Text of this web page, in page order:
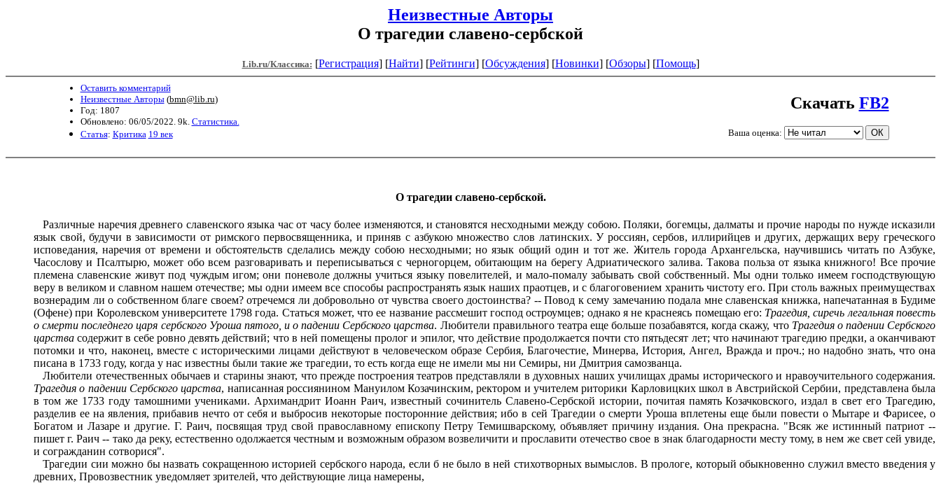
Неизвестные Авторы
О трагедии славено-сербской
Lib.ru/Классика: [Регистрация] [Найти] [Рейтинги] [Обсуждения] [Новинки] [Обзоры] [Помощь]
Оставить комментарий
Неизвестные Авторы(bmn@lib.ru)
Год: 1807
Обновлено: 06/05/2022. 9k. Статистика.
Статья: Критика 19 век
Скачать FB2
Ваша оценка:
О трагедии славено-сербской.
Различные наречия древнего славенского языка час от часу более изменяются, и становятся несходными между собою. Поляки, богемцы, далматы и прочие народы по нужде исказили
язык свой, будучи в зависимости от римского первосвященника, и приняв с азбукою множество слов латинских. У россиян, сербов, иллирийцев и других, держащих веру греческого
исповедания, наречия от времени и обстоятельств сделались между собою несходными; но язык общий один и тот же. Житель города Архангельска, научившись читать по Азбуке,
Часослову и Псалтырю, может обо всем разговаривать и переписываться с черногорцем, обитающим на берегу Адриатического залива. Такова польза от языка книжного! Все прочие
племена славенские живут под чуждым игом; они поневоле должны учиться языку повелителей, и мало-помалу забывать свой собственный. Мы одни только имеем господствующую
веру в великом и славном нашем отечестве; мы одни имеем все способы распространять язык наших праотцев, и с благоговением хранить чистоту его. При столь важных преимуществах
вознерадим ли о собственном благе своем? отречемся ли добровольно от чувства своего достоинства? -- Повод к сему замечанию подала мне славенская книжка, напечатанная в Будиме
(Офене) при Королевском университете 1798 года. Статься может, что ее название рассмешит господ остроумцев; однако я не краснеясь помещаю его: Трагедия, сиречь легальная повесть
о смерти последнего царя сербского Уроша пятого, и о падении Сербского царства. Любители правильного театра еще больше позабавятся, когда скажу, что Трагедия о падении Сербского
царства содержит в себе ровно девять действий; что в ней помещены пролог и эпилог, что действие продолжается почти сто пятьдесят лет; что начинают трагедию предки, а оканчивают
потомки и что, наконец, вместе с историческими лицами действуют в человеческом образе Сербия, Благочестие, Минерва, История, Ангел, Вражда и проч.; но надобно знать, что она
писана в 1733 году, когда у нас известны были такие же трагедии, то есть когда еще не имели мы ни Семиры, ни Дмитрия самозванца.
Любители отечественных обычаев и старины знают, что прежде построения театров представляли в духовных наших училищах драмы исторического и нравоучительного содержания.
Трагедия о падении Сербского царства, написанная россиянином Мануилом Козачинским, ректором и учителем риторики Карловицких школ в Австрийской Сербии, представлена была
в том же 1733 году тамошними учениками. Архимандрит Иоанн Раич, известный сочинитель Славено-Сербской истории, почитая память Козачковского, издал в свет его Трагедию,
разделив ее на явления, прибавив нечто от себя и выбросив некоторые посторонние действия; ибо в сей Трагедии о смерти Уроша вплетены еще были повести о Мытаре и Фарисее, о
Богатом и Лазаре и другие. Г. Раич, посвящая труд свой православному епископу Петру Темишварскому, объявляет причину издания. Она прекрасна. "Всяк же истинный патриот --
пишет г. Раич -- тако да реку, естественно одолжается честным и возможным образом возвеличити и прославити отечество свое в знак благодарности месту тому, в нем же свет сей увиде,
и согражданин сотворися".
Трагедии сии можно бы назвать сокращенною историей сербского народа, если б не было в ней стихотворных вымыслов. В прологе, который обыкновенно служил вместо введения у
древних, Провозвестник уведомляет зрителей, что действующие лица намерены,